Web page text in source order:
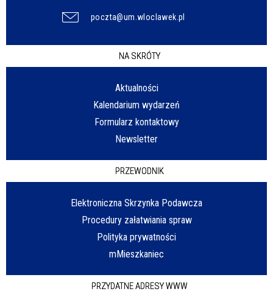
poczta@um.wloclawek.pl
NA SKRÓTY
Aktualności
Kalendarium wydarzeń
Formularz kontaktowy
Newsletter
PRZEWODNIK
Elektroniczna Skrzynka Podawcza
Procedury załatwiania spraw
Polityka prywatności
mMieszkaniec
PRZYDATNE ADRESY WWW